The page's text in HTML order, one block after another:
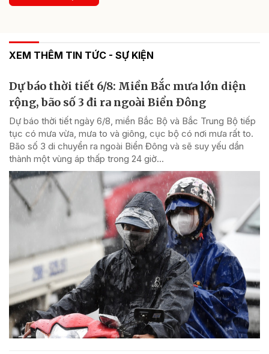
XEM THÊM TIN TỨC - SỰ KIỆN
Dự báo thời tiết 6/8: Miền Bắc mưa lớn diện
rộng, bão số 3 đi ra ngoài Biển Đông
Dự báo thời tiết ngày 6/8, miền Bắc Bộ và Bắc Trung Bộ tiếp
tục có mưa vừa, mưa to và giông, cục bộ có nơi mưa rất to.
Bão số 3 di chuyển ra ngoài Biển Đông và sẽ suy yếu dần
thành một vùng áp thấp trong 24 giờ...